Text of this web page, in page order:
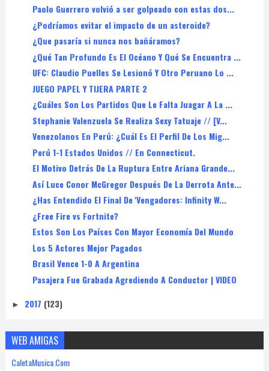
Paolo Guerrero volvió a ser golpeado con estas dos...
¿Podríamos evitar el impacto de un asteroide?
¿Que pasaría si nunca nos bañáramos?
¿Qué Tan Profundo Es El Océano Y Qué Se Encuentra ...
UFC: Claudio Puelles Se Lesionó Y Otro Peruano Lo ...
JUEGO PAPEL Y TIJERA PARTE 2
¿Cuáles Son Los Partidos Que Le Falta Juagar A La ...
Stephanie Valenzuela Se Realiza Sexy Tatuaje // [V...
Venezolanos En Perú: ¿Cuál Es El Perfil De Los Mig...
Perú 1-1 Estados Unidos // En Connecticut.
El Motivo Detrás De La Ruptura Entre Ariana Grande...
Así Luce Conor McGregor Después De La Derrota Ante...
¿Has Entendido El Final De 'Vengadores: Infinity W...
¿Free Fire vs Fortnite?
Estos Son Los Países Con Mayor Economía Del Mundo
Los 5 Actores Mejor Pagados
Brasil Vence 1-0 A Argentina
Pasajera Fue Grabada Agrediendo A Conductor | VIDEO
► 2017 (123)
WEB AMIGAS
CaletaMusica.Com